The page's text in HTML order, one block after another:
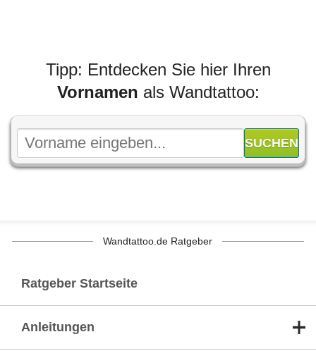
Tipp: Entdecken Sie hier Ihren
Vornamen als Wandtattoo:
Wandtattoo.de Ratgeber
Ratgeber Startseite
Anleitungen